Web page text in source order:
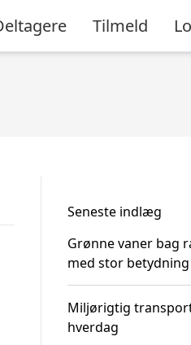
Tilmeld
Seneste indlæg
Grønne vaner bag
med stor betydning
Miljørigtig
hverdag